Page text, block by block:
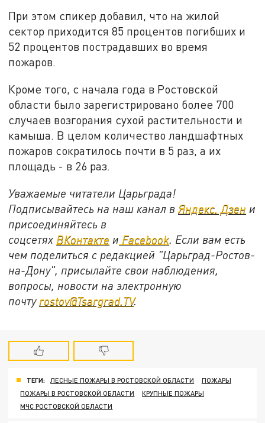
При этом спикер добавил, что на жилой
сектор приходится 85 процентов погибших и
52 процентов пострадавших во время
пожаров.
Кроме того, с начала года в Ростовской
области было зарегистрировано более 700
случаев возгорания сухой растительности и
камыша. В целом количество ландшафтных
пожаров сократилось почти в 5 раз, а их
площадь - в 26 раз.
Уважаемые читатели Царьграда!
Подписывайтесь на наш канал в Яндекс. Дзен и
присоединяйтесь в
соцсетях ВКонтакте и Facebook . Если вам есть
чем поделиться с редакцией "Царьград-Ростов-
на-Дону", присылайте свои наблюдения,
вопросы, новости на электронную
почту rostov@Tsargrad.ТV.
ТЕГИ: ЛЕСНЫЕ ПОЖАРЫ В РОСТОВСКОЙ ОБЛАСТИ
ПОЖАРЫ
ПОЖАРЫ В РОСТОВСКОЙ ОБЛАСТИ
КРУПНЫЕ ПОЖАРЫ
МЧС РОСТОВСКОЙ ОБЛАСТИ